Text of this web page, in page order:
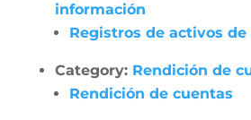
información
Registros de activos
Category: Rendición de
Rendición de cuentas